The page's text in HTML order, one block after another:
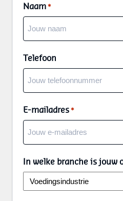
Naam *
Telefoon
E-mailadres *
In welke branche is jouw